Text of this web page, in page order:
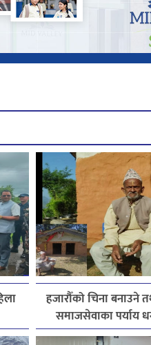
हजारौँको चिना बनाउने
समाजसेवाका पर्याय
स्मृतिमा